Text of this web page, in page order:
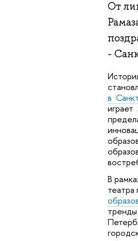
От
-
в
В
тренды